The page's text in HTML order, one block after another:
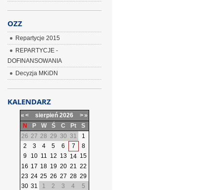
OZZ
Repartycje 2015
REPARTYCJE -
DOFINANSOWANIA
Decyzja MKiDN
KALENDARZ
« < sierpień 2026 >»
N
P W Ś C Pt
S
26 27 28 29 30 31
1
2
3 4 5 6 7
8
9
10 11 12 13 14 15
16 17 18 19 20 21 22
23 24 25 26 27 28 29
30 31 1 2 3 4 5